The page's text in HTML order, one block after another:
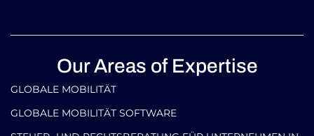
Our Areas of Expertise
GLOBALE MOBILITÄT
GLOBALE MOBILITÄT SOFTWARE